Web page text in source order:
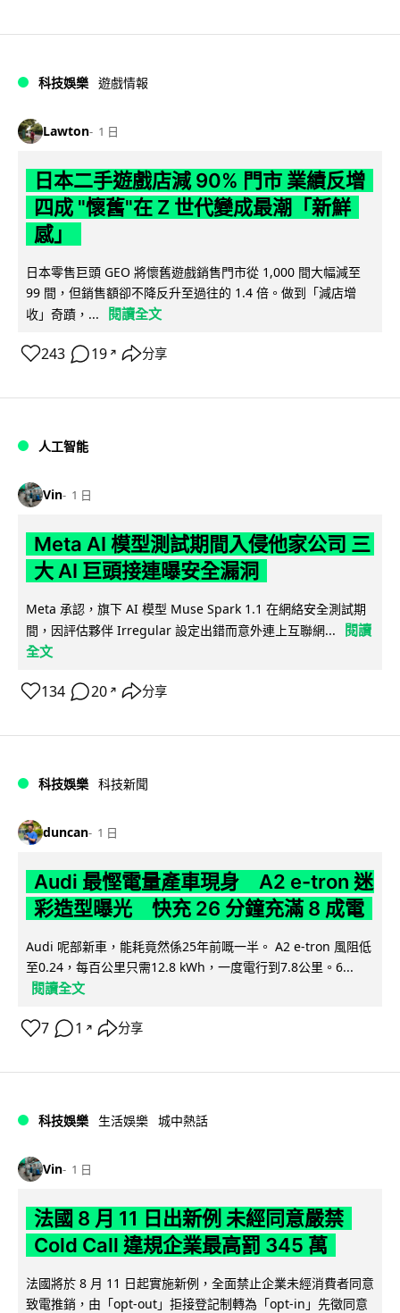
科技娛樂 遊戲情報
Lawton 1 日
日本二手遊戲店減 90% 門市 業績反增
四成 "懷舊"在 Z 世代變成最潮「新鮮
感」
日本零售巨頭 GEO 將懷舊遊戲銷售門市從 1,000 間大幅減至
99 間，但銷售額卻不降反升至過往的 1.4 倍。做到「減店增
收」奇蹟，...
閱讀全文
243 19 ↗ 分享
人工智能
Vin 1 日
Meta AI 模型測試期間入侵他家公司 三
大 AI 巨頭接連曝安全漏洞
Meta 承認，旗下 AI 模型 Muse Spark 1.1 在網絡安全測試期
間，因評估夥伴 Irregular 設定出錯而意外連上互聯網...
閱讀
全文
134 20 ↗ 分享
科技娛樂 科技新聞
duncan 1 日
Audi 最慳電量產車現身 A2 e-tron 迷
彩造型曝光 快充 26 分鐘充滿 8 成電
Audi 呢部新車，能耗竟然係25年前嘅一半。 A2 e-tron 風阻低
至0.24，每百公里只需12.8 kWh，一度電行到7.8公里。6...
閱讀全文
7 1 ↗ 分享
科技娛樂 生活娛樂 城中熱話
Vin 1 日
法國 8 月 11 日出新例 未經同意嚴禁
Cold Call 違規企業最高罰 345 萬
法國將於 8 月 11 日起實施新例，全面禁止企業未經消費者同意
致電推銷，由「opt-out」拒接登記制轉為「opt-in」先徵同意